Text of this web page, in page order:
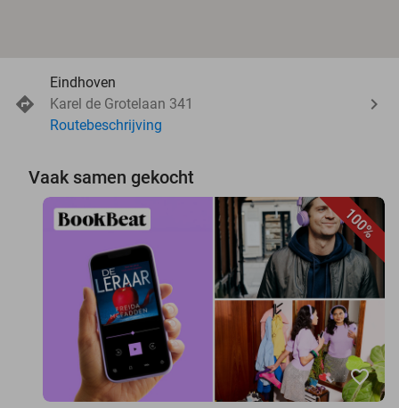
Eindhoven
Karel de Grotelaan 341
Routebeschrijving
Vaak samen gekocht
100%
favorite_border